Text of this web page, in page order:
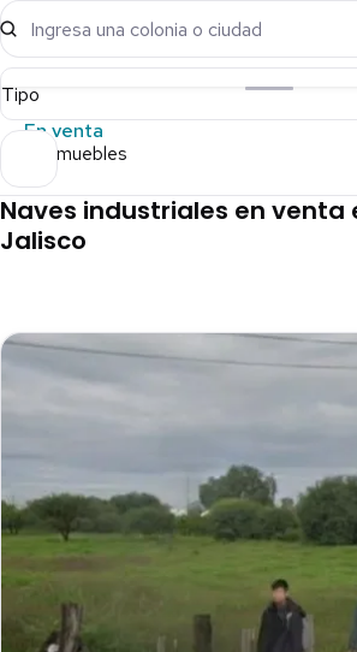
Ingresa una colonia o ciudad
Tipo
En venta
15 inmuebles
Naves industriales en venta
Jalisco